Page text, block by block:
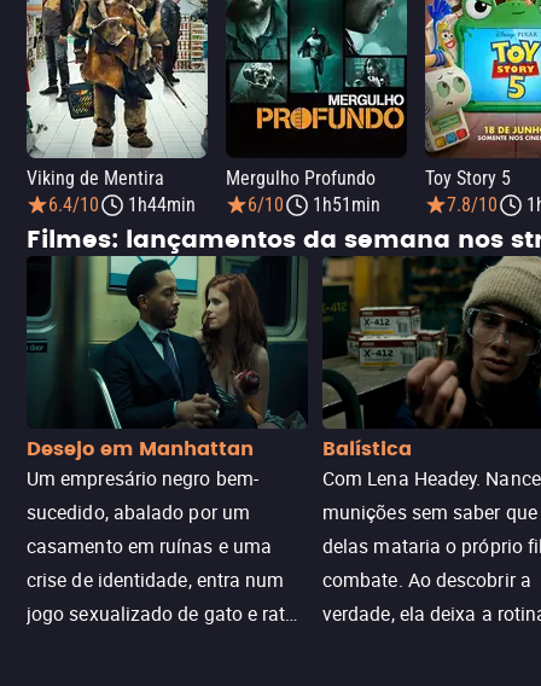
Viking de Mentira
6.4/10
1h44min
Mergulho Profundo
6/10
1h51min
Toy Story 5
7.8/10
Filmes: lançamentos da semana nos
Desejo em Manhattan
Um empresário negro bem-
sucedido, abalado por um
casamento em ruínas e uma
crise de identidade, entra num
jogo sexualizado de gato e rato
Balística
Com Lena Headey.
munições sem saber
delas mataria o próprio
combate. Ao descobrir a
verdade, ela deixa a